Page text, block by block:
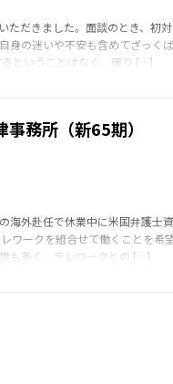
ただきました。面談のとき、初
身の迷いや不安も含めてざっく
ということはなく、確り […]
務所（新65期）
海外赴任で休業中に米国弁護士
ワークを組合せて働くことを希
も多く、テレワークとの […]